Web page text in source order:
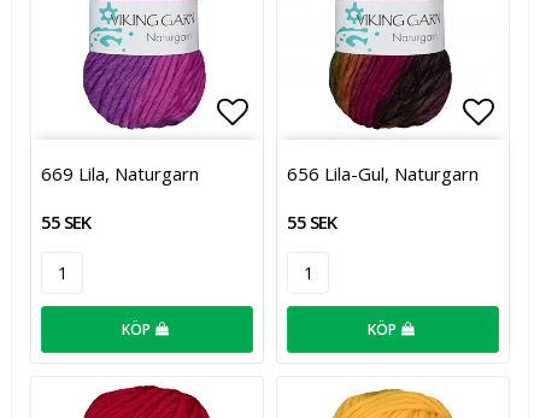
Lägg till i favoritlistan
669 Lila, Naturgarn
55 SEK
KÖP
656 Lila-Gul, Naturgarn
55 SEK
KÖP